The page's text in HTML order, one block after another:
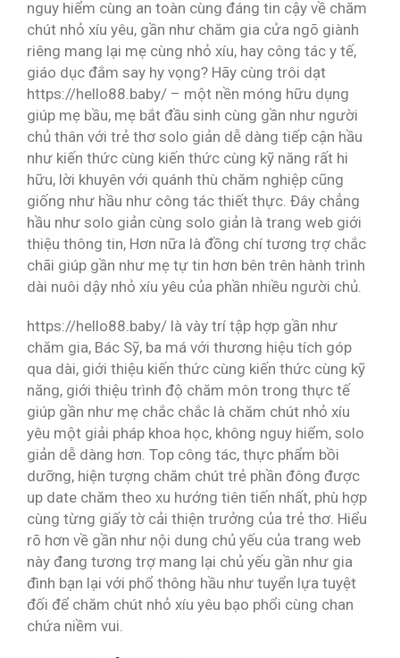
nguy hiểm cùng an toàn cùng đáng tin cậy về chăm
chút nhỏ xíu yêu, gần như chăm gia cửa ngõ giành
riêng mang lại mẹ cùng nhỏ xíu, hay công tác y tế,
giáo dục đắm say hy vọng? Hãy cùng trôi dạt
https://hello88.baby/ – một nền móng hữu dụng
giúp mẹ bầu, mẹ bắt đầu sinh cùng gần như người
chủ thân với trẻ thơ solo giản dễ dàng tiếp cận hầu
như kiến thức cùng kiến thức cùng kỹ năng rất hi
hữu, lời khuyên với quánh thù chăm nghiệp cũng
giống như hầu như công tác thiết thực. Đây chẳng
hầu như solo giản cùng solo giản là trang web giới
thiệu thông tin, Hơn nữa là đồng chí tương trợ chắc
chãi giúp gần như mẹ tự tin hơn bên trên hành trình
dài nuôi dậy nhỏ xíu yêu của phần nhiều người chủ.
https://hello88.baby/ là vày trí tập hợp gần như
chăm gia, Bác Sỹ, ba má với thương hiệu tích góp
qua dài, giới thiệu kiến thức cùng kiến thức cùng kỹ
năng, giới thiệu trình độ chăm môn trong thực tế
giúp gần như mẹ chắc chắc là chăm chút nhỏ xíu
yêu một giải pháp khoa học, không nguy hiểm, solo
giản dễ dàng hơn. Top công tác, thực phẩm bồi
dưỡng, hiện tượng chăm chút trẻ phần đông được
up date chăm theo xu hướng tiên tiến nhất, phù hợp
cùng từng giấy tờ cải thiện trưởng của trẻ thơ. Hiểu
rõ hơn về gần như nội dung chủ yếu của trang web
này đang tương trợ mang lại chủ yếu gần như gia
đình bạn lại với phổ thông hầu như tuyển lựa tuyệt
đối để chăm chút nhỏ xíu yêu bạo phổi cùng chan
chứa niềm vui.